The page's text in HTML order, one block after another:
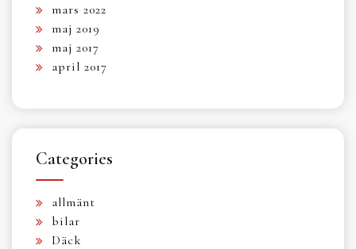
mars 2022
maj 2019
maj 2017
april 2017
Categories
allmänt
bilar
Däck